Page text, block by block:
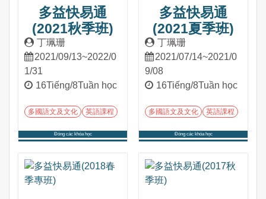
多益快易通
(2021秋季班)
丁珮珊
2021/09/13~2022/0
1/31
16Tiếng/8Tuần học
多國語文及文化 英語課程
Đóng các khóa học
多益快易通
(2021夏季班)
丁珮珊
2021/07/14~2021/0
9/08
16Tiếng/8Tuần học
多國語文及文化 英語課程
Đóng các khóa học